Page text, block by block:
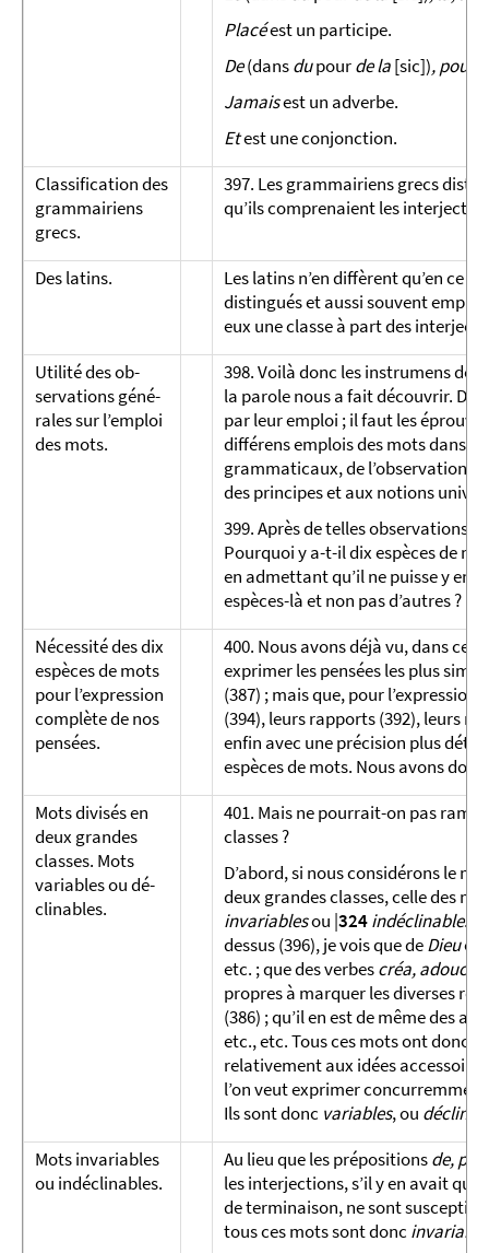
Placéest un participe.
De(dansdupourde la[sic]), pour,
Jamaisest un adverbe.
Etest une conjonction.
Classification des
grammai­riens
grecs.
397. Les grammairiens grecs
qu’ils comprenaient les
Des latins.
Les latins n’en diffèrent qu’en ce
distingués et aussi souvent
eux une classe à part des
Utilité des ob­
servations géné­
rales sur l’em­ploi
des mots.
398. Voilà donc les instrumens de
la parole nous a fait découvrir.
par leur emploi ; il faut les
différens emplois des mots dans
grammaticaux, de l’observation
des principes et aux notions
399. Après de telles observations,
Pourquoi y a-t-il dix espèces de
en admettant qu’il ne puisse y en
espèces-là et non pas d’autres ?
Nécessité des dix
espèces de mots
pour l’ex­pression
com­plète de nos
pen­sées.
400. Nous avons déjà vu, dans ce
exprimer les pensées les plus
(387) ; mais que, pour
(394), leurs rapports (392), leurs
enfin avec une précision plus
espèces de mots. Nous avons
Mots divisés en
deux grandes
classes. Mots
variables ou dé­
clinables.
401. Mais ne pourrait-on pas
classes ?
D’abord, si nous considérons le
deux grandes classes, celle des
invariablesou |324indéclinables
dessus (396), je vois que deDieuon
etc. ; que des verbescréa, adoucir,
propres à marquer les diverses
(386) ; qu’il en est de même des
etc., etc. Tous ces mots ont donc
relativement aux idées
l’on veut exprimer
Ils sont donc variables, ou
Mots inva­riables
ou in­déclinables.
Au lieu que les prépositionsde,
les interjections, s’il y en avait
de terminaison, ne sont
tous ces mots sont donc